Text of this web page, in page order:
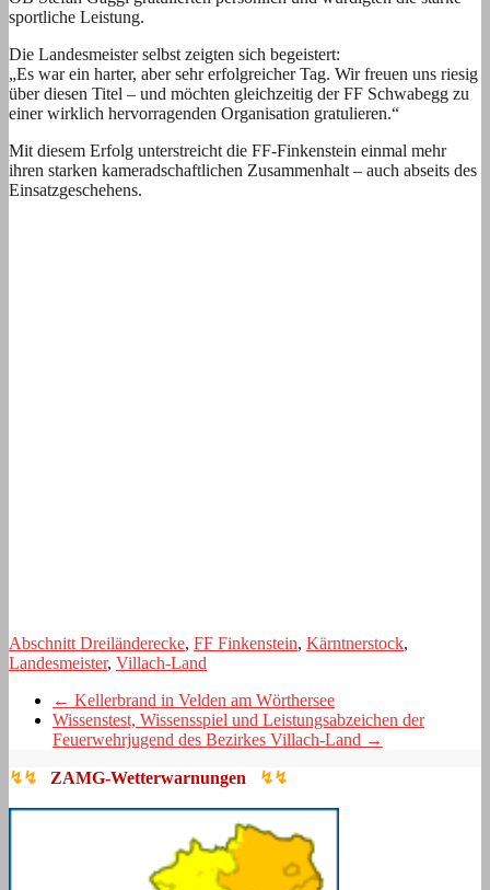
sportliche Leistung.
Die Landesmeister selbst zeigten sich begeistert:
„Es war ein harter, aber sehr erfolgreicher Tag. Wir freuen uns riesig
über diesen Titel – und möchten gleichzeitig der FF Schwabegg zu
einer wirklich hervorragenden Organisation gratulieren.“
Mit diesem Erfolg unterstreicht die FF-Finkenstein einmal mehr
ihren starken kameradschaftlichen Zusammenhalt – auch abseits des
Einsatzgeschehens.
Abschnitt Dreiländerecke, FF Finkenstein, Kärntnerstock,
Landesmeister, Villach-Land
← Kellerbrand in Velden am Wörthersee
Wissenstest, Wissensspiel und Leistungsabzeichen der
Feuerwehrjugend des Bezirkes Villach-Land →
↯↯ ZAMG-Wetterwarnungen ↯↯